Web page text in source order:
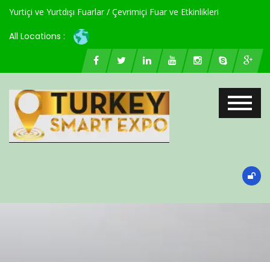
Yurtiçi ve Yurtdışı Fuarlar / Çevrimiçi Fuar ve Etkinlikleri
All Locations :